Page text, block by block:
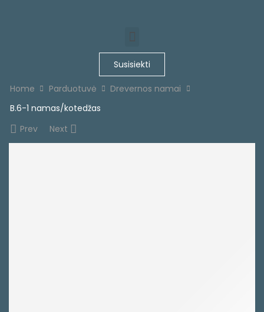
Susisiekti
Home Parduotuvė
Drevernos namai
B.6-1 namas/kotedžas
Prev
Next